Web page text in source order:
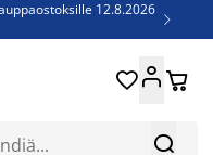
12.8.2026

60% 
 